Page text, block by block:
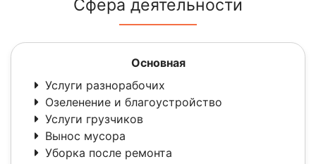
Сфера деятельности
Основная
Услуги разнорабочих
Озеленение и благоустройство
Услуги грузчиков
Вынос мусора
Уборка после ремонта